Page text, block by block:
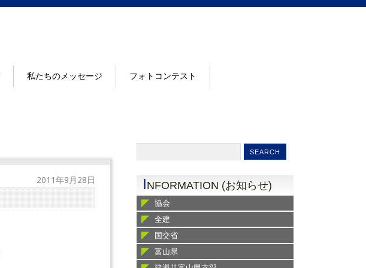
私たちのメッセージ フォトコンテスト
2011年9月28日 INFORMATION (お知らせ)
協会
全建
国交省
富山県